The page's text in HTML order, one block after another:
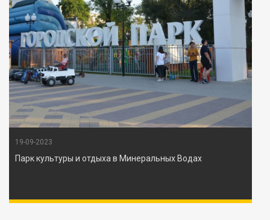
19-09-2023
Парк культуры и отдыха в Минеральных Водах